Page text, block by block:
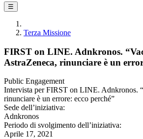
☰
Terza Missione
FIRST on LINE. Adnkronos.
AstraZeneca, rinunciare è un
Public Engagement
Intervista per FIRST on LINE. Adnkronos.
rinunciare è un errore: ecco perché”
Sede dell’iniziativa:
Adnkronos
Periodo di svolgimento dell’iniziativa:
Aprile 17, 2021